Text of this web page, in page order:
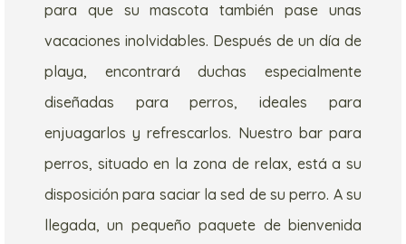
para que su mascota también pase unas
vacaciones inolvidables. Después de un día de
playa, encontrará duchas especialmente
diseñadas para perros, ideales para
enjuagarlos y refrescarlos. Nuestro bar para
perros, situado en la zona de relax, está a su
disposición para saciar la sed de su perro. A su
llegada, un pequeño paquete de bienvenida